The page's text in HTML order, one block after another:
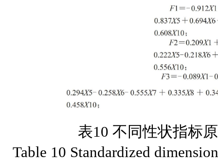
表10 不同性状指标
Table 10 Standardized